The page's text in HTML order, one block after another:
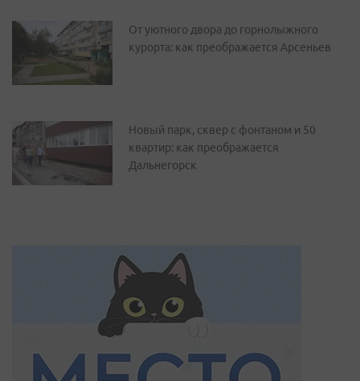
От уютного двора до горнолыжного
курорта: как преображается Арсеньев
Новый парк, сквер с фонтаном и 50
квартир: как преображается
Дальнегорск